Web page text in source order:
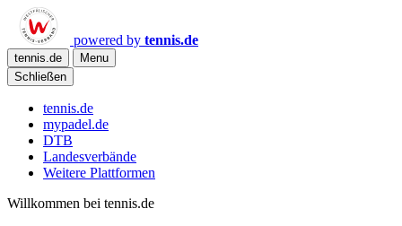
powered by tennis.de
tennis.de
Menu
Schließen
tennis.de
mypadel.de
DTB
Landesverbände
Weitere Plattformen
Willkommen bei tennis.de